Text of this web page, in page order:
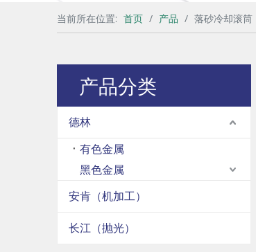
当前所在位置: 首页 / 产品 / 落砂冷却滚筒
产品分类
德林
有色金属
黑色金属
安肯（机加工）
长江（抛光）